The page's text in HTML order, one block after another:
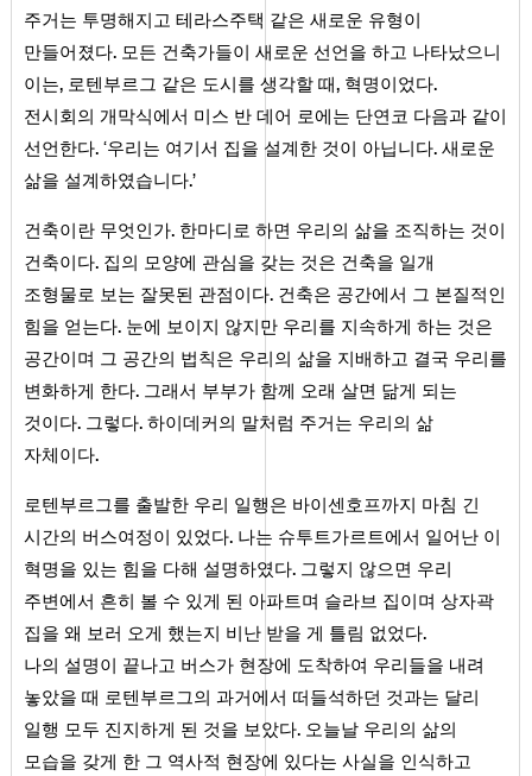
주거는 투명해지고 테라스주택 같은 새로운 유형이
만들어졌다. 모든 건축가들이 새로운 선언을 하고 나타났으니
이는, 로텐부르그 같은 도시를 생각할 때, 혁명이었다.
전시회의 개막식에서 미스 반 데어 로에는 단연코 다음과 같이
선언한다. ‘우리는 여기서 집을 설계한 것이 아닙니다. 새로운
삶을 설계하였습니다.’
건축이란 무엇인가. 한마디로 하면 우리의 삶을 조직하는 것이
건축이다. 집의 모양에 관심을 갖는 것은 건축을 일개
조형물로 보는 잘못된 관점이다. 건축은 공간에서 그 본질적인
힘을 얻는다. 눈에 보이지 않지만 우리를 지속하게 하는 것은
공간이며 그 공간의 법칙은 우리의 삶을 지배하고 결국 우리를
변화하게 한다. 그래서 부부가 함께 오래 살면 닮게 되는
것이다. 그렇다. 하이데커의 말처럼 주거는 우리의 삶
자체이다.
로텐부르그를 출발한 우리 일행은 바이센호프까지 마침 긴
시간의 버스여정이 있었다. 나는 슈투트가르트에서 일어난 이
혁명을 있는 힘을 다해 설명하였다. 그렇지 않으면 우리
주변에서 흔히 볼 수 있게 된 아파트며 슬라브 집이며 상자곽
집을 왜 보러 오게 했는지 비난 받을 게 틀림 없었다.
나의 설명이 끝나고 버스가 현장에 도착하여 우리들을 내려
놓았을 때 로텐부르그의 과거에서 떠들석하던 것과는 달리
일행 모두 진지하게 된 것을 보았다. 오늘날 우리의 삶의
모습을 갖게 한 그 역사적 현장에 있다는 사실을 인식하고